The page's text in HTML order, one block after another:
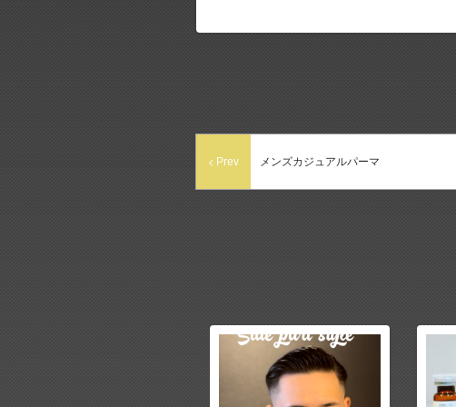
Prev メンズカジュアルパーマ